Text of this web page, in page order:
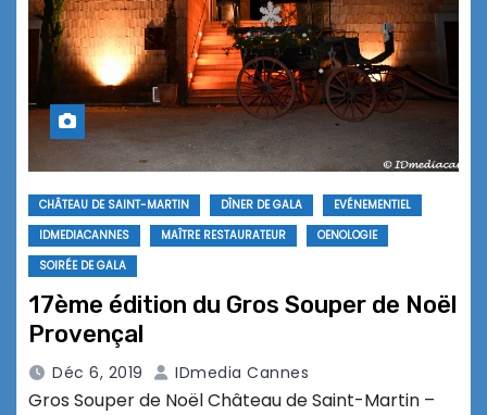
CHÂTEAU DE SAINT-MARTIN DÎNER DE GALA
EVÉNEMENTIEL
IDMEDIACANNES
MAÎTRE RESTAURATEUR
OENOLOGIE
SOIRÉE DE GALA
17ème édition du Gros Souper de Noël
Provençal
Déc 6, 2019 IDmedia Cannes
Gros Souper de Noël Château de Saint-Martin –